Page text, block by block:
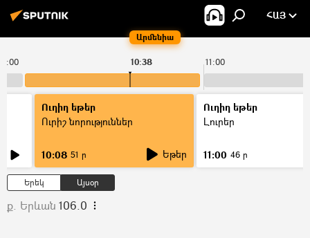
Արմենիա
ՀԱՅ
11:00
10:38
Ուղիղ եթեր
Ուրիշ նորություններ
10:08 51 ր Եթեր
Ուղիղ եթեր
Լուրեր
11:00 46 ր
Երեկ Այսօր
ք. Երևան 106.0